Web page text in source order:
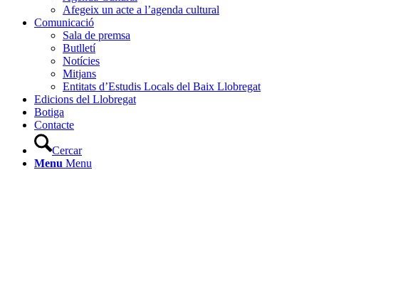
Afegeix un acte a l’agenda cultural
Comunicació
Sala de premsa
Butlletí
Notícies
Mitjans
Entitats d’Estudis Locals del Baix Llobregat
Edicions del Llobregat
Botiga
Contacte
Cercar
Menu Menu